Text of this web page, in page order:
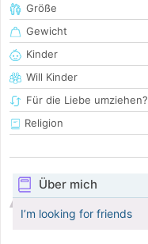
Größe
Gewicht
Kinder
Will Kinder
Für die Liebe umziehen?
Religion
Über mich
I’m looking for friends